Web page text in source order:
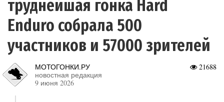
труднейшая гонка Hard
Enduro собрала 500
участников и 57000 зрителей
21688
МОТОГОНКИ.РУ
новостная редакция
9 июня 2026